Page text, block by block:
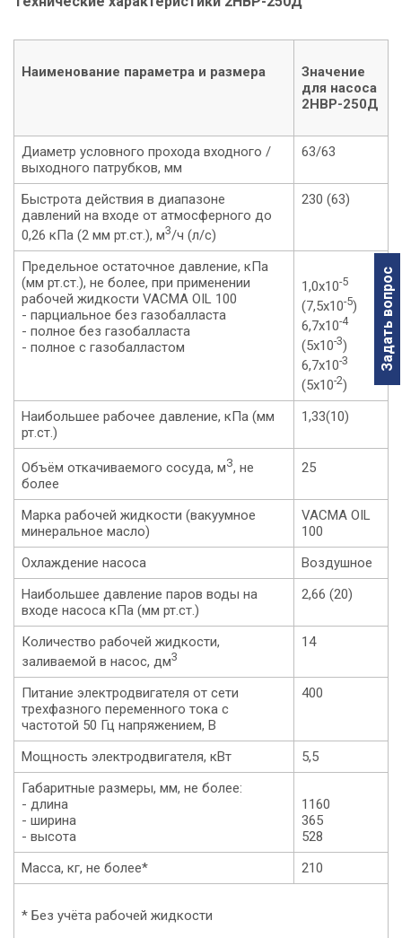
Задать вопрос
Наименование параметра и размера
Значение
для насоса
2НВР-250Д
Диаметр условного прохода входного /
выходного патрубков, мм
63/63
Быстрота действия в диапазоне
давлений на входе от атмосферного до
0,26 кПа (2 мм рт.ст.), м3/ч (л/с)
230 (63)
Предельное остаточное давление, кПа
(мм рт.ст.), не более, при применении
рабочей жидкости VACMA OIL 100
- парциальное без газобалласта
- полное без газобалласта
- полное с газобалластом
1,0х10-5
(7,5х10-5)
6,7х10-4
(5х10-3)
6,7х10-3
(5х10-2)
Наибольшее рабочее давление, кПа (мм
рт.ст.)
1,33(10)
Объём откачиваемого сосуда, мЗ, не
более
25
Марка рабочей жидкости (вакуумное
минеральное масло)
VACMA OIL
100
Охлаждение насоса
Воздушное
Наибольшее давление паров воды на
входе насоса кПa (мм рт.ст.)
2,66 (20)
Количество рабочей жидкости,
заливаемой в насос, дм3
14
Питание электродвигателя от сети
трехфазного переменного тока с
частотой 50 Гц напряжением, В
400
Мощность электродвигателя, кВт
5,5
Габаритные размеры, мм, не более:
- длина
- ширина
- высота
1160
365
528
Масса, кг, не более*
210
* Без учёта рабочей жидкости